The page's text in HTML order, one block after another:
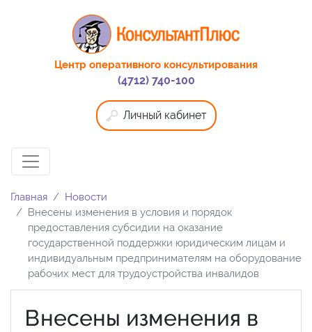
Центр оперативного консультирования
(4712) 740-100
Личный кабинет
Главная
Новости
Внесены изменения в условия и порядок
предоставления субсидии на оказание
государственной поддержки юридическим лицам и
индивидуальным предпринимателям на оборудование
рабочих мест для трудоустройства инвалидов
Внесены изменения в